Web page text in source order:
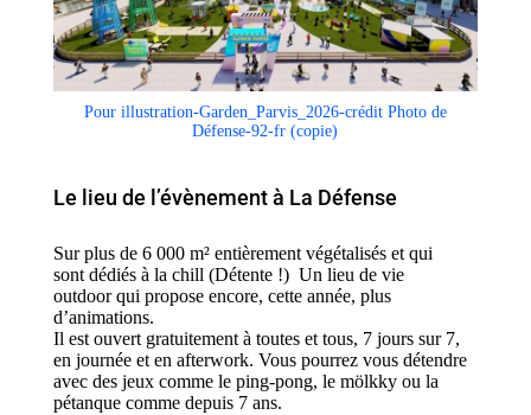
Pour illustration-Garden_Parvis_2026-crédit Photo de
Défense-92-fr (copie)
Le lieu de l’évènement à La Défense
Sur plus de 6 000 m² entièrement végétalisés et qui
sont dédiés à la chill (Détente !) Un lieu de vie
outdoor qui propose encore, cette année, plus
d’animations.
Il est ouvert gratuitement à toutes et tous, 7 jours sur 7,
en journée et en afterwork. Vous pourrez vous détendre
avec des jeux comme le ping-pong, le mölkky ou la
pétanque comme depuis 7 ans.